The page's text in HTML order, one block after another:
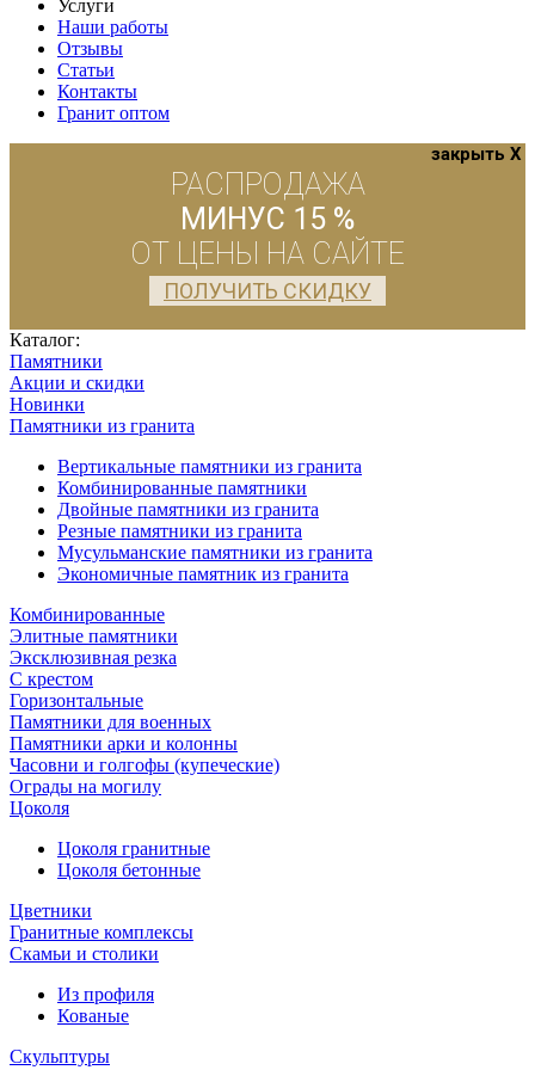
Услуги
Наши работы
Отзывы
Статьи
Контакты
Гранит оптом
закрыть X
РАСПРОДАЖА
МИНУС 15 %
ОТ ЦЕНЫ НА САЙТЕ
ПОЛУЧИТЬ СКИДКУ
Каталог:
Памятники
Акции и скидки
Новинки
Памятники из гранита
Вертикальные памятники из гранита
Комбинированные памятники
Двойные памятники из гранита
Резные памятники из гранита
Мусульманские памятники из гранита
Экономичные памятник из гранита
Комбинированные
Элитные памятники
Эксклюзивная резка
С крестом
Горизонтальные
Памятники для военных
Памятники арки и колонны
Часовни и голгофы (купеческие)
Ограды на могилу
Цоколя
Цоколя гранитные
Цоколя бетонные
Цветники
Гранитные комплексы
Cкамьи и столики
Из профиля
Кованые
Скульптуры